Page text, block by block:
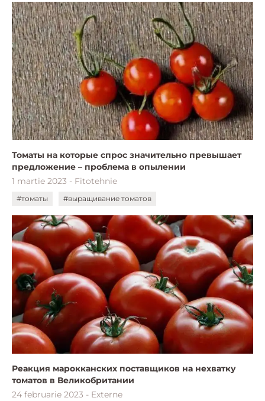
Томаты на которые спрос значительно превышает
предложение – проблема в опылении
1 martie 2023 - Fitotehnie
#томаты #выращивание томатов
Реакция марокканских поставщиков на нехватку
томатов в Великобритании
24 februarie 2023 - Externe